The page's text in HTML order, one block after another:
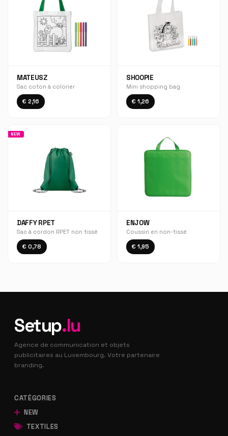
MATEUSZ
Sac coton à colorier
€ 2,16
SHOOPIE
Mini shopping bag
€ 1,26
NEW
DAFFY RPET
Sac à cordon RPET non tissé
€ 0,78
ENJOW
Coussin en non-tissé
€ 1,95
Setup.lu
Agence de communication et objets
publicitaires au Luxembourg. Votre partenaire
branding.
CATÉGORIES
NEW
TEXTILES